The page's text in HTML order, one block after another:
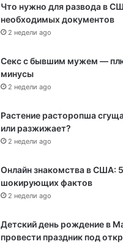
Что нужно для развода в
необходимых документов
2 недели ago
Секс с бывшим мужем —
минусы
2 недели ago
Растение расторопша
или разжижает?
2 недели ago
Онлайн знакомства в США: 5
шокирующих фактов
2 недели ago
Детский день рождение в
провести праздник под